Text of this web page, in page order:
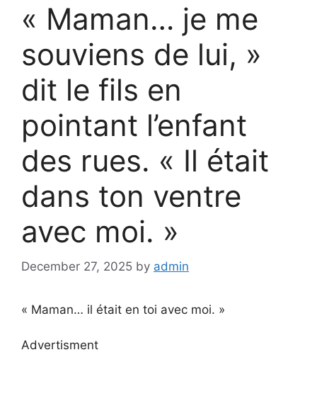
« Maman… je me
souviens de lui, »
dit le fils en
pointant l’enfant
des rues. « Il était
dans ton ventre
avec moi. »
December 27, 2025 by admin
« Maman… il était en toi avec moi. »
Advertisment